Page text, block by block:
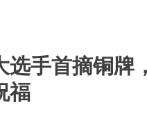
选手首摘铜牌
福